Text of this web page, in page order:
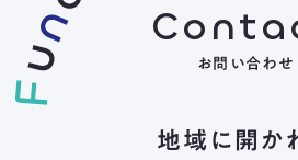
お問い合わせ
地域に開か